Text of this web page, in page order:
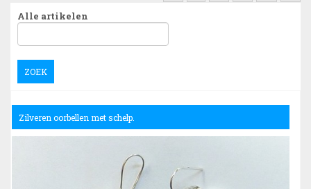
Alle artikelen
ZOEK
Zilveren oorbellen met schelp.